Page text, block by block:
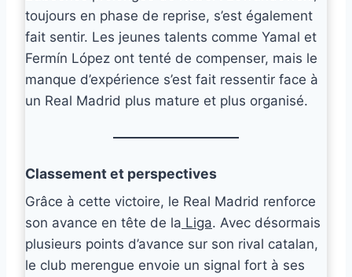
toujours en phase de reprise, s’est également
fait sentir. Les jeunes talents comme Yamal et
Fermín López ont tenté de compenser, mais le
manque d’expérience s’est fait ressentir face à
un Real Madrid plus mature et plus organisé.
Classement et perspectives
Grâce à cette victoire, le Real Madrid renforce
son avance en tête de la Liga. Avec désormais
plusieurs points d’avance sur son rival catalan,
le club merengue envoie un signal fort à ses